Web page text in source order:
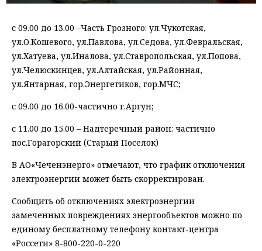
с 09.00 до 13.00 –Часть Грозного: ул.Чукотская,
ул.О.Кошевого, ул.Павлова, ул.Седова, ул.Февральская,
ул.Хатуева, ул.Иналова, ул.Ставропольская, ул.Попова,
ул.Челюскинцев, ул.Алтайская, ул.Районная,
ул.Янтарная, гор.Энергетиков, гор.МЧС;
с 09.00 до 16.00-частично г.Аргун;
с 11.00 до 15.00 – Надтеречный район: частично
пос.Горагорский (Старый Поселок)
В АО«Чеченэнерго» отмечают, что график отключения
электроэнергии может быть скорректирован.
Сообщить об отключениях электроэнергии
замеченных повреждениях энергообъектов можно по
единому бесплатному телефону контакт-центра
«Россети» 8-800-220-0-220